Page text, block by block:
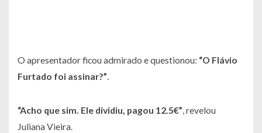
O apresentador ficou admirado e questionou: “O Flávio
Furtado foi assinar?”.
“Acho que sim. Ele dividiu, pagou 12.5€”, revelou
Juliana Vieira.